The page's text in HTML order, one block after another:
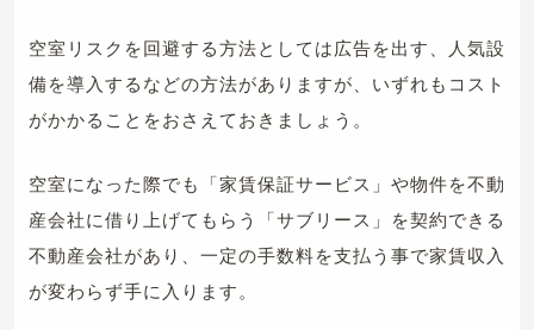
空室リスクを回避する方法としては広告を出す、人気設
備を導入するなどの方法がありますが、いずれもコスト
がかかることをおさえておきましょう。
空室になった際でも「家賃保証サービス」や物件を不動
産会社に借り上げてもらう「サブリース」を契約できる
不動産会社があり、一定の手数料を支払う事で家賃収入
が変わらず手に入ります。